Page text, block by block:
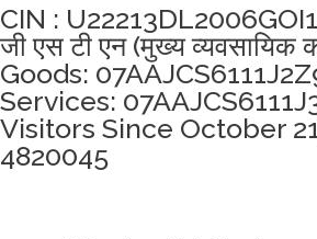
CIN :
जी एस टी एन (मुख्य व्यवसायिक
Goods:
Services:
Visitors Since October
4820045